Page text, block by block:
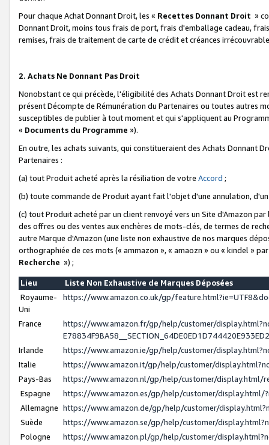
Pour chaque Achat Donnant Droit, les « Recettes Donnant Droit »
Donnant Droit, moins tous frais de port, frais d'emballage cadeau,
remises, frais de traitement de carte de crédit et créances
2. Achats Ne Donnant Pas Droit
Nonobstant ce qui précède, l'éligibilité des Achats Donnant Droit est
présent Décompte de Rémunération du Partenaires ou toutes autres
susceptibles de publier à tout moment et qui s'appliquent au
« Documents du Programme »).
En outre, les achats suivants, qui constitueraient des Achats Donnant
Partenaires :
(a) tout Produit acheté après la résiliation de votre Accord ;
(b) toute commande de Produit ayant fait l'objet d'une annulation,
(c) tout Produit acheté par un client renvoyé vers un Site d'Amazon
des offres ou des ventes aux enchères de mots-clés, de termes de
autre Marque d'Amazon (une liste non exhaustive de nos marques
orthographiée de ces mots (« ammazon », « amaozn » ou « kindel »
Recherche ») ;
Lieu
Liste Non Exhaustive de Marques Déposées
Royaume-
Uni
https://www.amazon.co.uk/gp/
France
https://www.amazon.fr/gp/help/customer/
Irlande
https://www.amazon.ie/gp/help/customer/
Italie
https://www.amazon.it/gp/help/customer/
Pays-Bas
https://www.amazon.nl/gp/help/customer/display.html/
Espagne
https://www.amazon.es/gp/help/customer/display.html/
Allemagne https://www.amazon.de/gp/help/customer/
Suède
https://www.amazon.se/gp/help/customer/
Pologne
https://www.amazon.pl/gp/help/customer/